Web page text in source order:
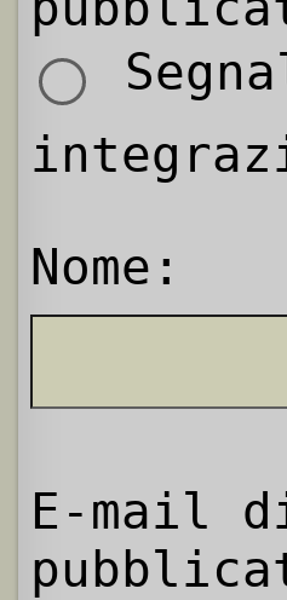
Nome:
E-mail